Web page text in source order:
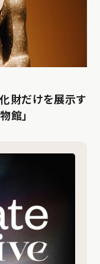
財だけを展示す
館」